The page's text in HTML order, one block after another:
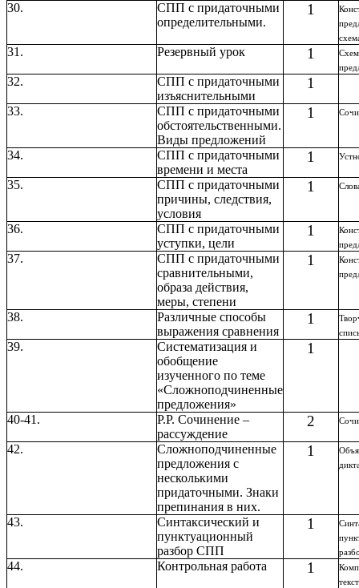
30.
СПП с придаточными
определительными.
1
31. Резервный урок 1
32.
СПП с придаточными
изъяснительными
1
33.
СПП с придаточными
обстоятельственными.
Виды предложений
1
34.
СПП с придаточными
времени и места
1
35.
СПП с придаточными
причины, следствия,
условия
1
36.
СПП с придаточными
уступки, цели
1
37.
СПП с придаточными
сравнительными,
образа действия,
меры, степени
1
38.
Различные способы
выражения сравнения
1
39.
Систематизация и
обобщение
изученного по теме
«Сложноподчиненные
предложения»
1
40-41.
Р.Р. Сочинение –
рассуждение
2
42.
Сложноподчиненные
предложения с
несколькими
придаточными. Знаки
препинания в них.
1
43.
Синтаксический и
пунктуационный
разбор СПП
1
44. Контрольная работа 1